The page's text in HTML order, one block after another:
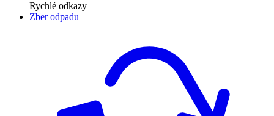
Rychlé odkazy
Zber odpadu